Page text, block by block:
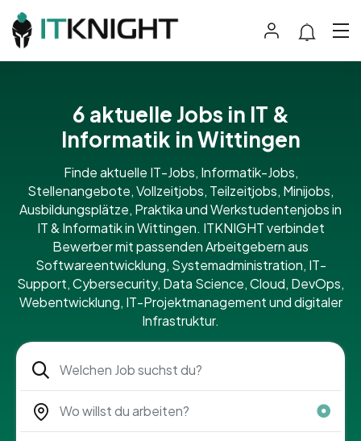
6 aktuelle Jobs in IT &
Informatik in Wittingen
Finde aktuelle IT-Jobs, Informatik-Jobs,
Stellenangebote, Vollzeitjobs, Teilzeitjobs, Minijobs,
Ausbildungsplätze, Praktika und Werkstudentenjobs in
IT & Informatik in Wittingen. ITKNIGHT verbindet
Bewerber mit passenden Arbeitgebern aus
Softwareentwicklung, Systemadministration, IT-
Support, Cybersecurity, Data Science, Cloud, DevOps,
Webentwicklung, IT-Projektmanagement und digitaler
Infrastruktur.